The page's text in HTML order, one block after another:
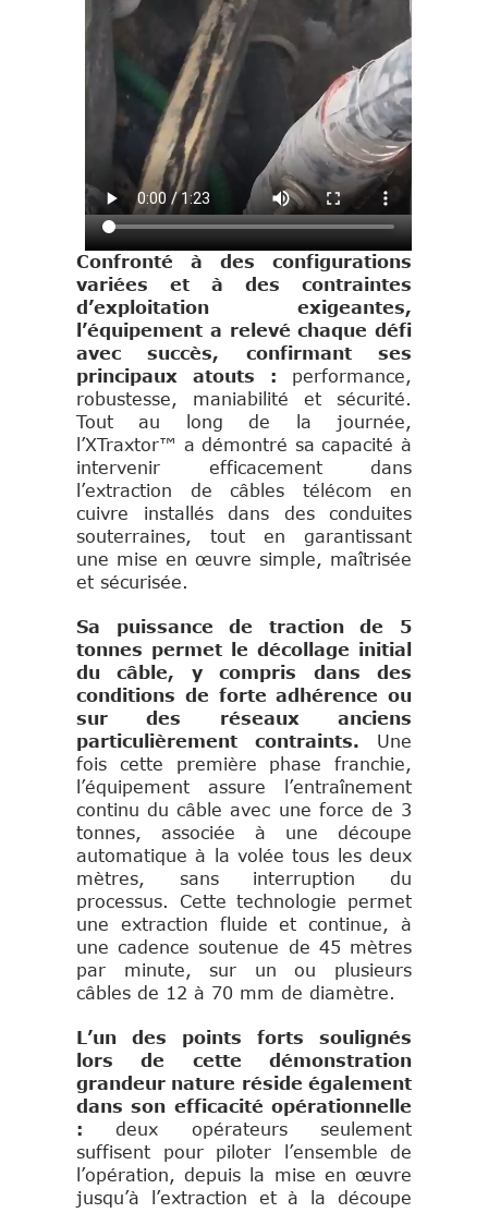
Confronté à des configurations
variées et à des contraintes
d’exploitation exigeantes,
l’équipement a relevé chaque défi
avec succès, confirmant ses
principaux atouts : performance,
robustesse, maniabilité et sécurité.
Tout au long de la journée,
l’XTraxtor™ a démontré sa capacité à
intervenir efficacement dans
l’extraction de câbles télécom en
cuivre installés dans des conduites
souterraines, tout en garantissant
une mise en œuvre simple, maîtrisée
et sécurisée.
Sa puissance de traction de 5
tonnes permet le décollage initial
du câble, y compris dans des
conditions de forte adhérence ou
sur des réseaux anciens
particulièrement contraints. Une
fois cette première phase franchie,
l’équipement assure l’entraînement
continu du câble avec une force de 3
tonnes, associée à une découpe
automatique à la volée tous les deux
mètres, sans interruption du
processus. Cette technologie permet
une extraction fluide et continue, à
une cadence soutenue de 45 mètres
par minute, sur un ou plusieurs
câbles de 12 à 70 mm de diamètre.
L’un des points forts soulignés
lors de cette démonstration
grandeur nature réside également
dans son efficacité opérationnelle
: deux opérateurs seulement
suffisent pour piloter l’ensemble de
l’opération, depuis la mise en œuvre
jusqu’à l’extraction et à la découpe